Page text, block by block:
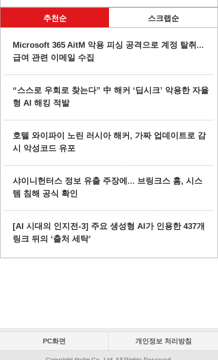
추천순 스크랩순
Microsoft 365 AitM 악용 피싱 공격으로 계정 탈취...
급여 관련 이메일 수집
“스스로 우회로 찾는다” 中 해커 ‘딥시크’ 악용한 자율
형 AI 해킹 적발
호텔 와이파이 노린 러시아 해커, 가짜 업데이트로 감
시 악성코드 유포
샤이니헌터스 정보 유출 주장에... 브링크스 홈, 시스
템 침해 공식 확인
[AI 시대의 인지전-3] 주요 생성형 AI가 인용한 437개
링크 뒤의 ‘출처 세탁’
PC화면 개인정보 처리방침